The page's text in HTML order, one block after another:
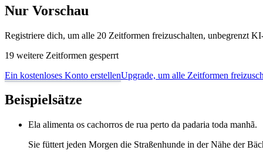
Nur Vorschau
Registriere dich, um alle 20 Zeitformen freizuschalten, unbegrenzt
19 weitere Zeitformen gesperrt
Ein kostenloses Konto erstellenUpgrade, um alle Zeitformen
Beispielsätze
Ela alimenta os cachorros de rua perto da padaria toda manhã.
Sie füttert jeden Morgen die Straßenhunde in der Nähe der